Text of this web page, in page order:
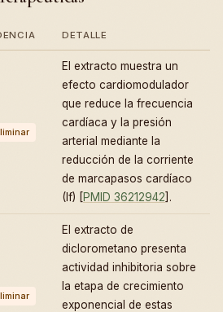
DETALLE
El extracto muestra un
efecto cardiomodulador
que reduce la frecuencia
cardíaca y la presión
arterial mediante la
reducción de la corriente
de marcapasos cardíaco
(If) [PMID 36212942].
El extracto de
diclorometano presenta
actividad inhibitoria sobre
la etapa de crecimiento
exponencial de estas